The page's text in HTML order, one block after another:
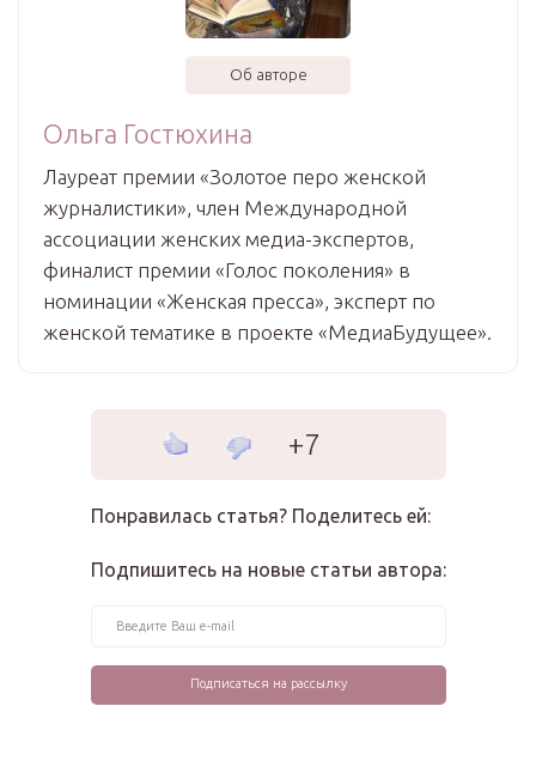
Об авторе
Ольга Гостюхина
Лауреат премии «Золотое перо женской
журналистики», член Международной
ассоциации женских медиа-экспертов,
финалист премии «Голос поколения» в
номинации «Женская пресса», эксперт по
женской тематике в проекте «МедиаБудущее».
+7
Понравилась статья? Поделитесь ей:
Подпишитесь на новые статьи автора: